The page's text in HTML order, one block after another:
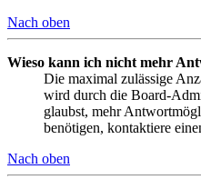
Nach oben
Wieso kann ich nicht mehr
Die maximal zulässige
wird durch die Board-
glaubst, mehr
benötigen, kontaktiere
Nach oben